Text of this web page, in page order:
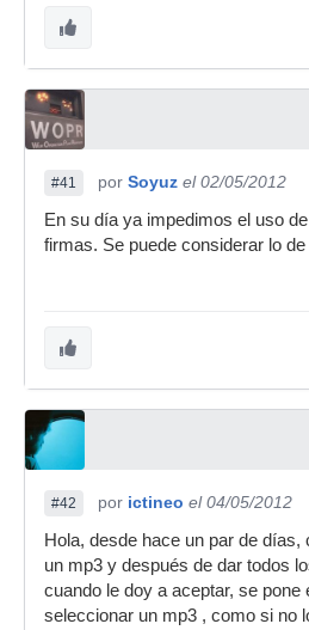
#41 por Soyuz el 02/05/2012
En su día ya impedimos el uso
firmas. Se puede considerar lo
#42 por ictineo el 04/05/2012
Hola, desde hace un par de días,
un mp3 y después de dar todos
cuando le doy a aceptar, se pone
seleccionar un mp3 , como si no